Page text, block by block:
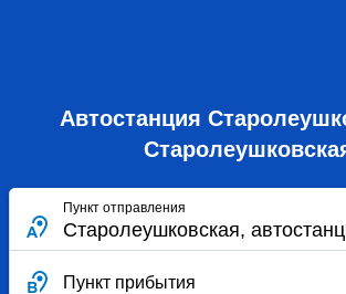
Автостанция
Пункт отправления
Пункт прибытия